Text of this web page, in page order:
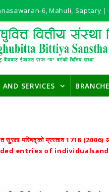
6, Mahuli, Saptary |
SERVICES
सुरक्षा परिषद्को प्रस्ताव 1718 (2006)
“added entries of